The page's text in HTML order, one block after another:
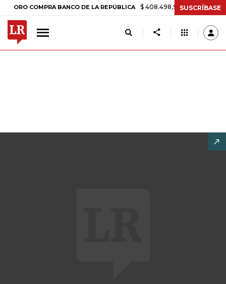
COMPRA BANCO DE LA REPÚBLICA $ 408.498,97 +$ 8.753,81 +2,19%
SUSCRÍBASE